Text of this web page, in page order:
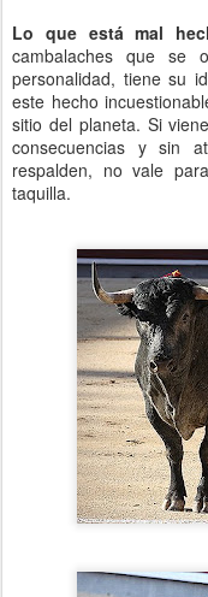
Lo que está mal
cambalaches que se
personalidad, tiene su
este hecho
sitio del planeta. Si
consecuencias y sin
respalden, no vale
taquilla.